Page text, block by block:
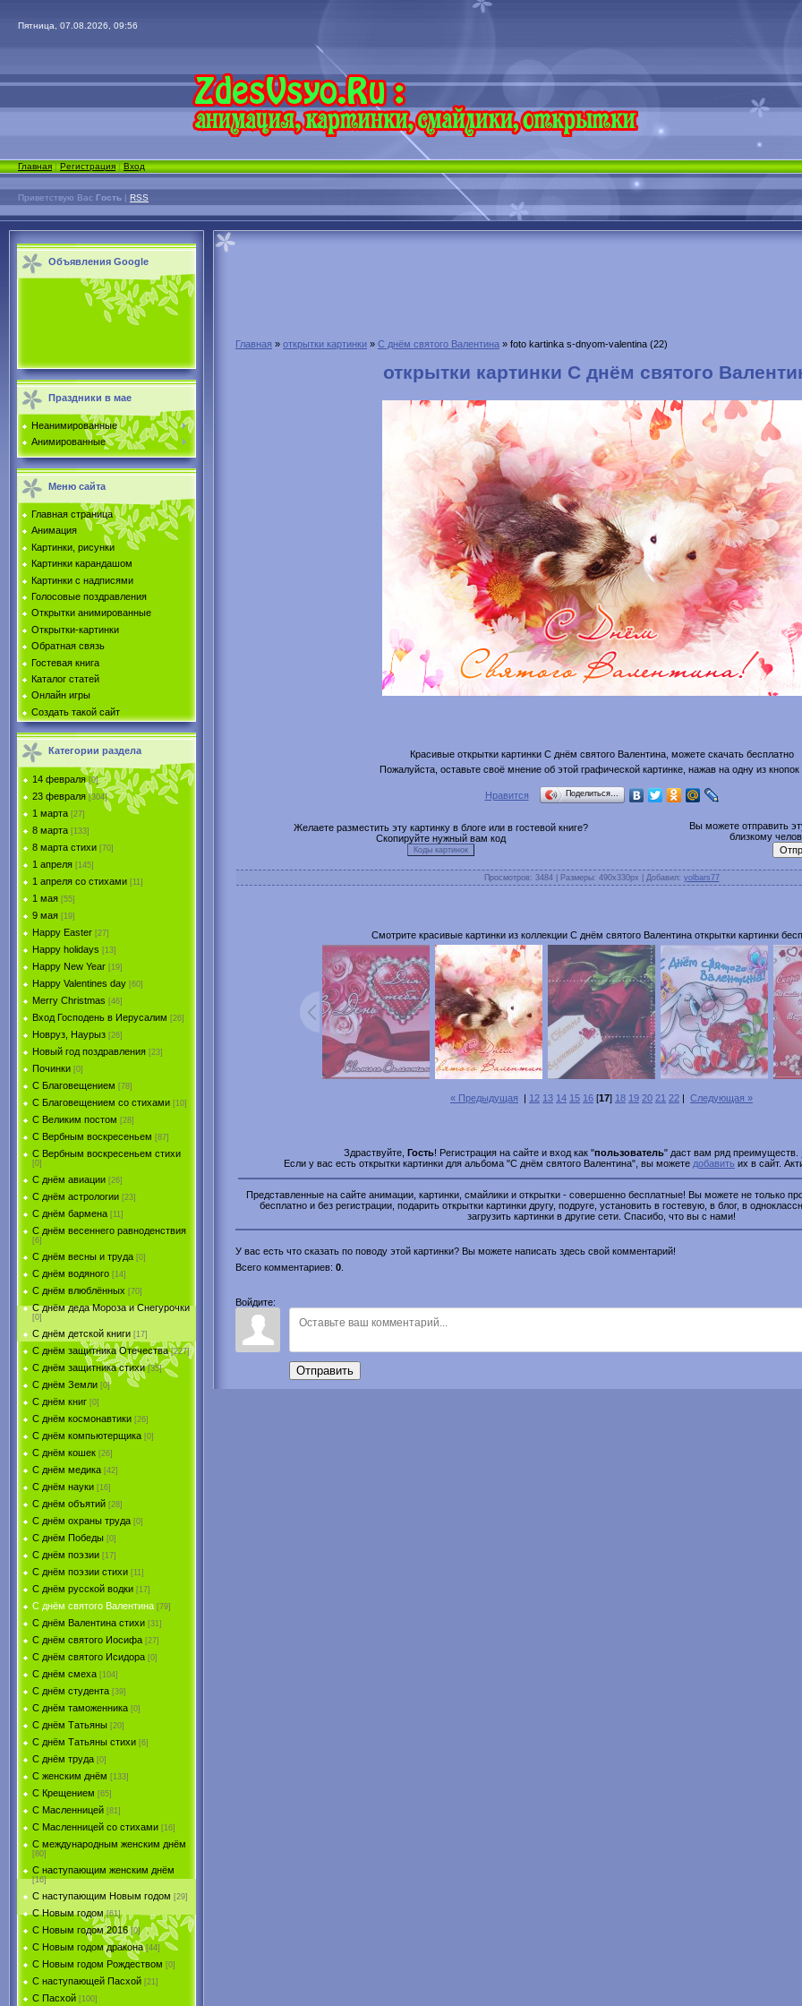
Пятница, 07.08.2026, 09:56
Главная|Регистрация|Вход
Приветствую Вас Гость | RSS
Объявления Google
Праздники в мае
Неанимированные
Анимированные
Меню сайта
Главная страница
Анимация
Картинки, рисунки
Картинки карандашом
Картинки с надписями
Голосовые поздравления
Открытки анимированные
Открытки-картинки
Обратная связь
Гостевая книга
Каталог статей
Онлайн игры
Создать такой сайт
Категории раздела
14 февраля [0]
23 февраля [304]
1 марта [27]
8 марта [133]
8 марта стихи [70]
1 апреля [145]
1 апреля со стихами [11]
1 мая [55]
9 мая [19]
Happy Easter [27]
Happy holidays [13]
Happy New Year [19]
Happy Valentines day [60]
Merry Christmas [46]
Вход Господень в Иерусалим [26]
Новруз, Наурыз [26]
Новый год поздравления [23]
Починки [0]
С Благовещением [78]
С Благовещением со стихами [10]
С Великим постом [28]
С Вербным воскресеньем [87]
С Вербным воскресеньем стихи
[0]
С днём авиации [26]
С днём астрологии [23]
С днём бармена [11]
С днём весеннего равноденствия
[6]
С днём весны и труда [0]
С днём водяного [14]
С днём влюблённых [70]
С днём деда Мороза и Снегурочки
[0]
С днём детской книги [17]
С днём защитника Отечества [227]
С днём защитника стихи [35]
С днём Земли [0]
С днём книг [0]
С днём космонавтики [26]
С днём компьютерщика [0]
С днём кошек [26]
С днём медика [42]
С днём науки [16]
С днём объятий [28]
С днём охраны труда [0]
С днём Победы [0]
С днём поэзии [17]
С днём поэзии стихи [11]
С днём русской водки [17]
С днём святого Валентина [79]
С днём Валентина стихи [31]
С днём святого Иосифа [27]
С днём святого Исидора [0]
С днём смеха [104]
С днём студента [39]
С днём таможенника [0]
С днём Татьяны [20]
С днём Татьяны стихи [6]
С днём труда [0]
С женским днём [133]
С Крещением [65]
С Масленницей [81]
С Масленницей со стихами [16]
С международным женским днём
[80]
С наступающим женским днём
[16]
С наступающим Новым годом [29]
С Новым годом [61]
С Новым годом 2016 [0]
С Новым годом дракона [44]
С Новым годом Рождеством [0]
С наступающей Пасхой [21]
С Пасхой [100]
Главная » открытки картинки » С днём святого Валентина » foto kartinka s-dnyom-valentina (22)
открытки картинки С днём святого
Красивые открытки картинки С днём святого Валентина, можете скачать бесплатно
Пожалуйста, оставьте своё мнение об этой графической картинке, нажав на одну из кнопок
Нравится Поделиться…
Желаете разместить эту картинку в блоге или в гостевой книге?
Скопируйте нужный вам код
Вы можете отправить
близкому
Просмотров: 3484 | Размеры: 490x330px | Добавил: yolbars77
Смотрите красивые картинки из коллекции С днём святого Валентина открытки картинки
« Предыдущая | 12 13 14 15 16 [17] 18 19 20 21 22 | Следующая »
Здраствуйте, Гость! Регистрация на сайте и вход как "пользователь" даст вам ряд преимуществ.
Если у вас есть открытки картинки для альбома "С днём святого Валентина", вы можете добавить их в сайт.
Представленные на сайте анимации, картинки, смайлики и открытки - совершенно бесплатные! Вы можете не только
бесплатно и без регистрации, подарить открытки картинки другу, подруге, установить в гостевую, в блог, в
загрузить картинки в другие сети. Спасибо, что вы с нами!
У вас есть что сказать по поводу этой картинки? Вы можете написать здесь свой комментарий!
Всего комментариев: 0
Войдите:
Отправить